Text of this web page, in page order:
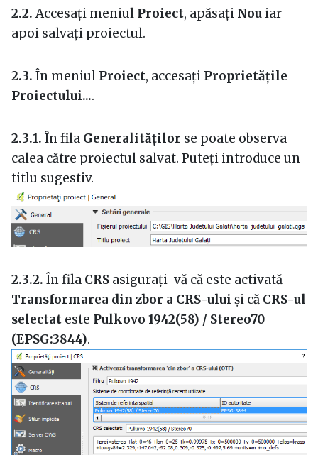
2.2.Accesați meniul Proiect, apăsați Nou iar
apoi salvați proiectul.
2.3. În meniul Proiect, accesați Proprietățile
Proiectului....
2.3.1. În fila Generalităților se poate observa
calea către proiectul salvat. Puteți introduce un
titlu sugestiv.
2.3.2. În fila CRS asigurați-vă că este activată
Transformarea din zbor a CRS-ului și că CRS-ul
selectat este Pulkovo 1942(58) / Stereo70
(EPSG:3844).